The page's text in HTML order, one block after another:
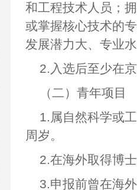
和工程技术人员；
或掌握核心技术的
发展潜力大、专业
2.入选后至少在
（二）青年项目
1.属自然科学或
周岁。
2.在海外取得博
3.申报前曾在海